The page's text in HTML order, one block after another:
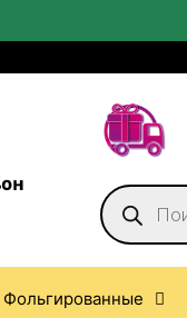
Фольгированные